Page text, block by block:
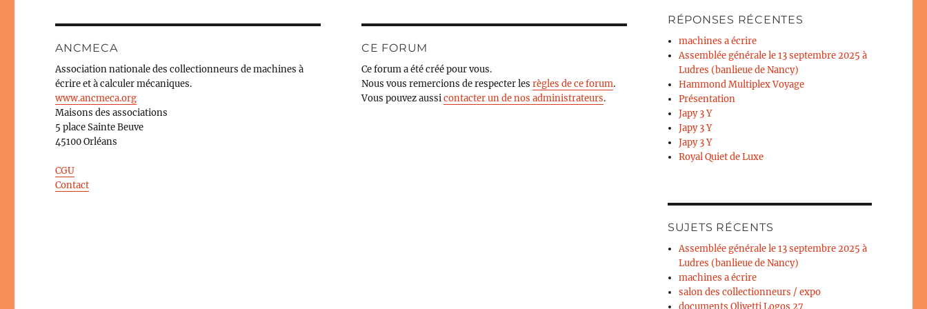
ANCMECA
Association nationale des collectionneurs de machines à
écrire et à calculer mécaniques.
www.ancmeca.org
Maisons des associations
5 place Sainte Beuve
45100 Orléans
CGU
Contact
CE FORUM
Ce forum a été créé pour vous.
Nous vous remercions de respecter lesrègles de ce forum.
Vous pouvez aussicontacter un de nos administrateurs.
RÉPONSES RÉCENTES
machines a écrire
Assemblée générale le 13 septembre 2025 à
Ludres (banlieue de Nancy)
Hammond Multiplex Voyage
Présentation
Japy 3 Y
Japy 3 Y
Japy 3 Y
Royal Quiet de Luxe
SUJETS RÉCENTS
Assemblée générale le 13 septembre 2025 à
Ludres (banlieue de Nancy)
machines a écrire
salon des collectionneurs / expo
documents Olivetti Logos 27